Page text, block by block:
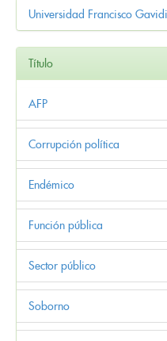
Universidad Francisco
Título
AFP
Corrupción política
Endémico
Función pública
Sector público
Soborno